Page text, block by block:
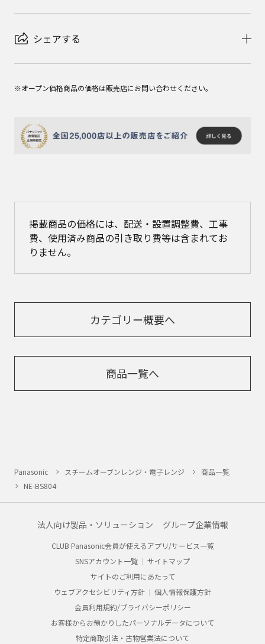
シェアする
※オープン価格商品の価格は販売店にお問い合わせください。
掲載商品の価格には、配送・設置調整費、工事
費、使用済み商品の引き取り費等は含まれてお
りません。
カテゴリー概要へ
商品一覧へ
Panasonic スチームオーブンレンジ・電子レンジ
商品一覧
NE-BS804
法人向け製品・ソリューション グループ企業情報
CLUB Panasonic会員が使えるアプリ/サービス一覧
SNSアカウント一覧
サイトマップ
サイトのご利用にあたって
ウェブアクセシビリティ方針
個人情報保護方針
会員利用規約/プライバシーポリシー
お客様からお預かりしたパーソナルデータについて
特定商取引法・古物営業法について